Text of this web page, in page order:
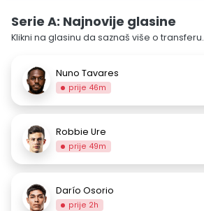
Serie A: Najnovije glasine
Klikni na glasinu da saznaš više o transferu.
Nuno Tavares
prije 46m
Robbie Ure
prije 49m
Darío Osorio
prije 2h